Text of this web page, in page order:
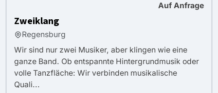
Auf Anfrage
Zweiklang
Regensburg
Wir sind nur zwei Musiker, aber klingen wie eine
ganze Band. Ob entspannte Hintergrundmusik oder
volle Tanzfläche: Wir verbinden musikalische
Quali...